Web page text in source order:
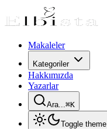
Makaleler
Kategoriler
Hakkımızda
Yazarlar
Ara...⌘K
Toggle theme